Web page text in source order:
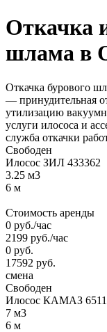
Откачка
шлама в
Откачка бурового
— принудительная
утилизацию
услуги илососа и
служба откачки
Свободен
Илосос ЗИЛ 433362
3.25 м3
6 м
Стоимость аренды
0 руб./час
2199 руб./час
0 руб.
17592 руб.
смена
Свободен
Илосос КАМАЗ
7 м3
6 м